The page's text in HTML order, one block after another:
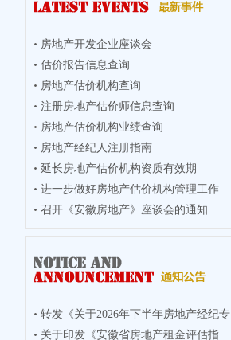
房地产开发企业座谈会
估价报告信息查询
房地产估价机构查询
注册房地产估价师信息查询
房地产估价机构业绩查询
房地产经纪人注册指南
延长房地产估价机构资质有效期
进一步做好房地产估价机构管理工作
召开《安徽房地产》座谈会的通知
转发《关于2026年下半年房地产经纪专
业人员
关于印发《安徽省房地产租金评估指